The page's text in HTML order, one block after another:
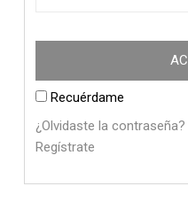
Recuérdame
¿Olvidaste la contraseña?
Regístrate